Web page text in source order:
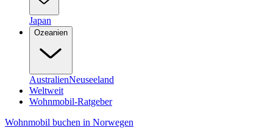
Japan
Ozeanien
AustralienNeuseeland
Weltweit
Wohnmobil-Ratgeber
Wohnmobil buchen in Norwegen